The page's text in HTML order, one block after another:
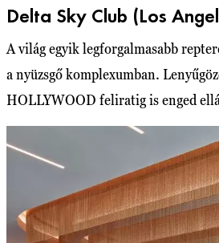
Delta Sky Club (Los
A világ egyik legforgalmasabb
a nyüzsgő komplexumban.
HOLLYWOOD feliratig is enged